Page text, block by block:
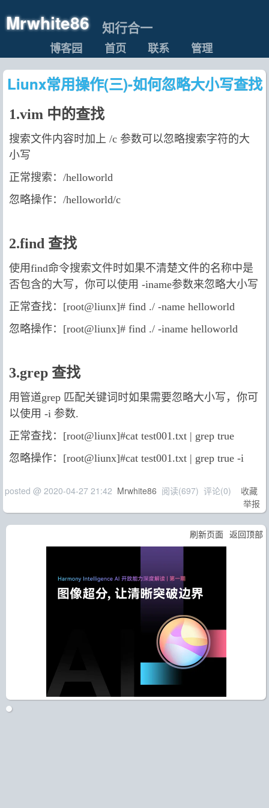
Mrwhite86 知行合一
博客园 首页 联系 管理
Liunx常用操作(三)-如何忽略大小写查找
1.vim 中的查找
搜索文件内容时加上 /c 参数可以忽略搜索字符的大
小写
正常搜索：/helloworld
忽略操作：/helloworld/c
2.find 查找
使用find命令搜索文件时如果不清楚文件的名称中是
否包含的大写，你可以使用 -iname参数来忽略大小写
正常查找：[root@liunx]# find ./ -name helloworld
忽略操作：[root@liunx]# find ./ -iname helloworld
3.grep 查找
用管道grep 匹配关键词时如果需要忽略大小写，你可
以使用 -i 参数.
正常查找：[root@liunx]#cat test001.txt | grep true
忽略操作：[root@liunx]#cat test001.txt | grep true -i
posted @ 2020-04-27 21:42 Mrwhite86 阅读(697) 评论(0) 收藏
举报
刷新页面 返回顶部